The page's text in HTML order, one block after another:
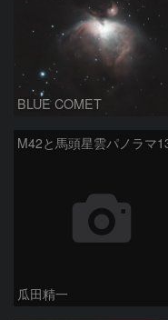
BLUE COMET
瓜田精一